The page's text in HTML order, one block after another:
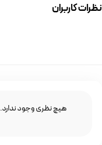
نظرات کاربران
هیچ نظری وجود ندارد.